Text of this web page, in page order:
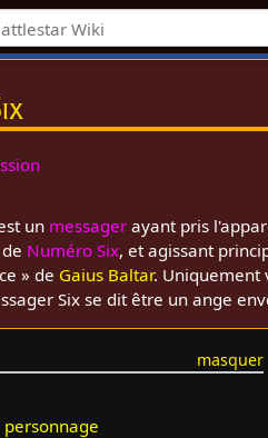
un messager ayant pris
de Numéro Six, et agissant
» de Gaius Baltar. Uniquement
Six se dit être un ange